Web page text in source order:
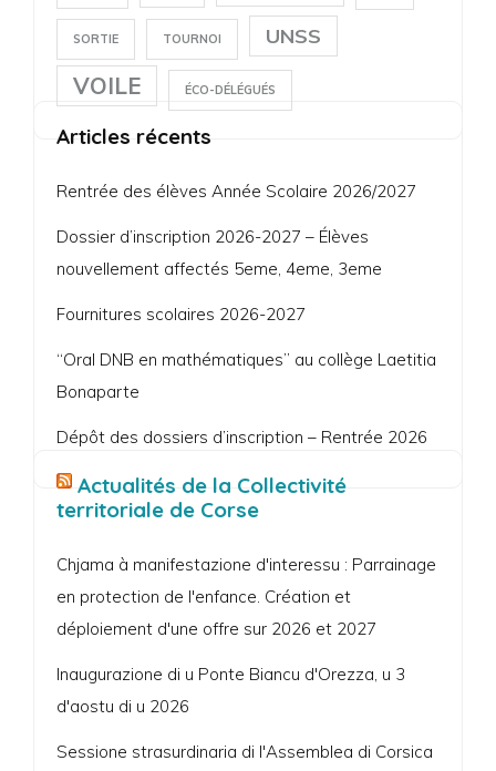
SORTIE TOURNOI UNSS
VOILE ÉCO-DÉLÉGUÉS
Articles récents
Rentrée des élèves Année Scolaire 2026/2027
Dossier d’inscription 2026-2027 – Élèves
nouvellement affectés 5eme, 4eme, 3eme
Fournitures scolaires 2026-2027
“Oral DNB en mathématiques” au collège Laetitia
Bonaparte
Dépôt des dossiers d’inscription – Rentrée 2026
Actualités de la Collectivité
territoriale de Corse
Chjama à manifestazione d'interessu : Parrainage
en protection de l'enfance. Création et
déploiement d'une offre sur 2026 et 2027
Inaugurazione di u Ponte Biancu d'Orezza, u 3
d'aostu di u 2026
Sessione strasurdinaria di l'Assemblea di Corsica